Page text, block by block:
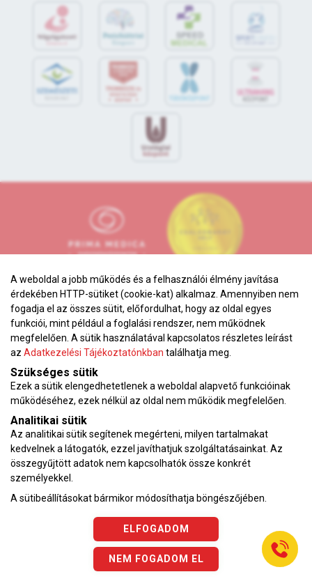
A weboldal a jobb működés és a felhasználói élmény javítása
érdekében HTTP-sütiket (cookie-kat) alkalmaz. Amennyiben nem
fogadja el az összes sütit, előfordulhat, hogy az oldal egyes
funkciói, mint például a foglalási rendszer, nem működnek
megfelelően. A sütik használatával kapcsolatos részletes leírást
az Adatkezelési Tájékoztatónkban találhatja meg.
Szükséges sütik
Ezek a sütik elengedhetetlenek a weboldal alapvető funkcióinak
működéséhez, ezek nélkül az oldal nem működik megfelelően.
Analitikai sütik
Az analitikai sütik segítenek megérteni, milyen tartalmakat
kedvelnek a látogatók, ezzel javíthatjuk szolgáltatásainkat. Az
összegyűjtött adatok nem kapcsolhatók össze konkrét
személyekkel.
A sütibeállításokat bármikor módosíthatja böngészőjében.
ELFOGADOM
NEM FOGADOM EL
Adatkezelési tájékoztató
VEKOP pályázat
Impresszum
ÁSZF
Vérnyomásnapló
Az oldalon feltüntetett árak az ÁFÁ-t tartalmazzák!
Shutterstock.comés aCanva.com
kerültek felhasználásra.
Copyright © 2026 •KardioKözpont.hu• Minden jog fenntartva.
Developed by Appon&György Nándor